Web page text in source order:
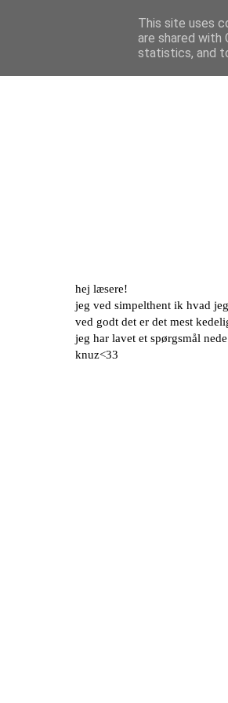
hej læsere!
jeg ved simpelthent ik hvad
ved godt det er det mest
jeg har lavet et spørgsmål
knuz<33
This site uses
are shared with
statistics, and